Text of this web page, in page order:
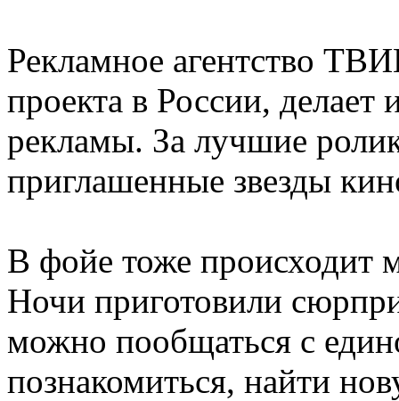
Рекламное агентство
проекта в России, делает
рекламы. За лучшие
приглашенные звезды
В фойе тоже происходит
Ночи приготовили
можно пообщаться с
познакомиться, найти